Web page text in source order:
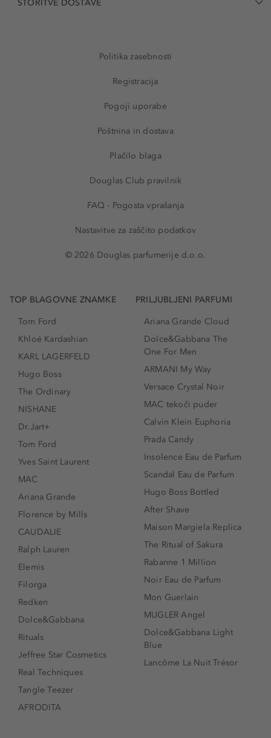
STORITVE DOSTAVE
Politika zasebnosti
Registracija
Pogoji uporabe
Poštnina in dostava
Plačilo blaga
Douglas Club pravilnik
FAQ - Pogosta vprašanja
Nastavitve za zaščito podatkov
© 2026 Douglas parfumerije d.o.o.
TOP BLAGOVNE ZNAMKE
Tom Ford
Khloé Kardashian
KARL LAGERFELD
Hugo Boss
The Ordinary
NISHANE
Dr.Jart+
Tom Ford
Yves Saint Laurent
MAC
Ariana Grande
Florence by Mills
CAUDALIE
Ralph Lauren
Elemis
Filorga
Redken
Dolce&Gabbana
Rituals
Jeffree Star Cosmetics
Real Techniques
Tangle Teezer
AFRODITA
PRILJUBLJENI PARFUMI
Ariana Grande Cloud
Dolce&Gabbana The
One For Men
ARMANI My Way
Versace Crystal Noir
MAC tekoči puder
Calvin Klein Euphoria
Prada Candy
Insolence Eau de Parfum
Scandal Eau de Parfum
Hugo Boss Bottled
After Shave
Maison Margiela Replica
The Ritual of Sakura
Rabanne 1 Million
Noir Eau de Parfum
Mon Guerlain
MUGLER Angel
Dolce&Gabbana Light
Blue
Lancôme La Nuit Trésor